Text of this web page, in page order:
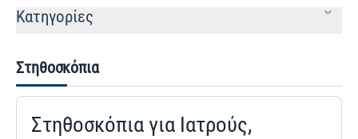
Κατηγορίες
Στηθοσκόπια
Στηθοσκόπια για Ιατρούς,